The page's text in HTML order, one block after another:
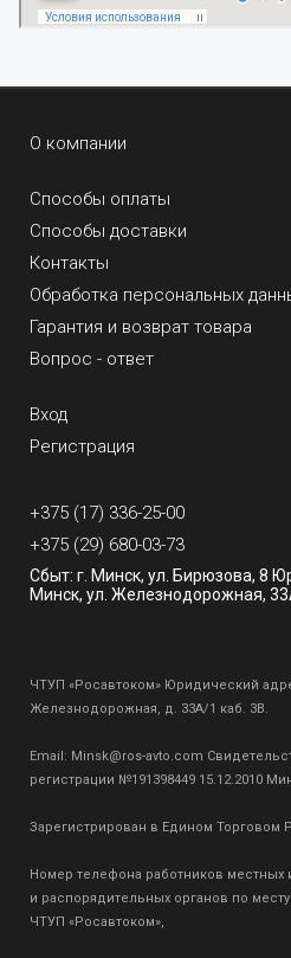
О компании
Способы оплаты
Способы доставки
Контакты
Обработка персональных
Гарантия и возврат товара
Вопрос - ответ
Вход
Регистрация
+375 (17) 336-25-00
+375 (29) 680-03-73
Сбыт: г. Минск, ул. Бирюзова, 8
Минск, ул. Железнодорожная,
ЧТУП «Росавтоком» Юридический
Железнодорожная, д. 33А/1 каб. 3В.
Email: Minsk@ros-avto.com
регистрации №191398449 15.12.2010
Зарегистрирован в Едином Торговом
Номер телефона работников местных
и распорядительных органов по
ЧТУП «Росавтоком»,